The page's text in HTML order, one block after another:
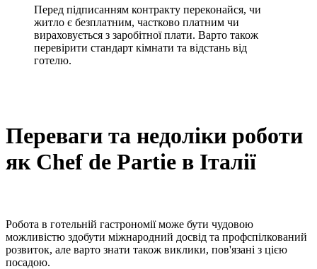
Перед підписанням контракту переконайся, чи
житло є безплатним, частково платним чи
вираховується з заробітної плати. Варто також
перевірити стандарт кімнати та відстань від
готелю.
Переваги та недоліки роботи
як Chef de Partie в Італії
Робота в готельній гастрономії може бути чудовою
можливістю здобути міжнародний досвід та профспілкований
розвиток, але варто знати також виклики, пов'язані з цією
посадою.